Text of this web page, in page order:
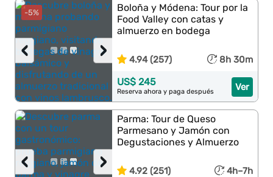
-5%
›
‹
Boloña y Módena: Tour por la
Food Valley con catas y
almuerzo en bodega
4.94 (257) 8h 30m
Ver
US$ 245
Reserva ahora y paga después
›
‹
Parma: Tour de Queso
Parmesano y Jamón con
Degustaciones y Almuerzo
4.92 (251) 4h–7h